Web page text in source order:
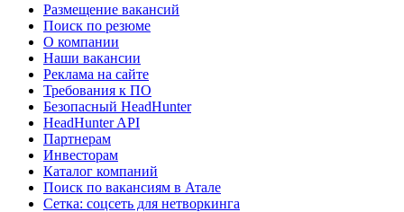
Размещение вакансий
Поиск по резюме
О компании
Наши вакансии
Реклама на сайте
Требования к ПО
Безопасный HeadHunter
HeadHunter API
Партнерам
Инвесторам
Каталог компаний
Поиск по вакансиям в Атале
Сетка: соцсеть для нетворкинга